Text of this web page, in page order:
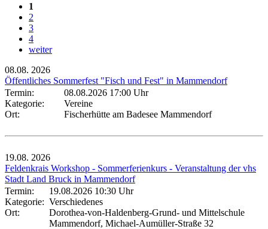
1
2
3
4
weiter
08.08. 2026
Öffentliches Sommerfest "Fisch und Fest" in Mammendorf
Termin:
08.08.2026 17:00 Uhr
Kategorie:
Vereine
Ort:
Fischerhütte am Badesee Mammendorf
19.08. 2026
Feldenkrais Workshop - Sommerferienkurs - Veranstaltung der vhs
Stadt Land Bruck in Mammendorf
Termin:
19.08.2026 10:30 Uhr
Kategorie: Verschiedenes
Ort:
Dorothea-von-Haldenberg-Grund- und Mittelschule
Mammendorf, Michael-Aumüller-Straße 32